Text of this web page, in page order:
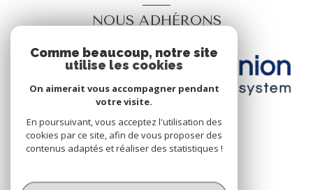
NOUS ADHÉRONS
© 2026 | Tous droits réservés
Comme beaucoup, notre site
utilise les cookies
On aimerait vous accompagner pendant
votre visite.
En poursuivant, vous acceptez l'utilisation des
cookies par ce site, afin de vous proposer des
contenus adaptés et réaliser des statistiques !